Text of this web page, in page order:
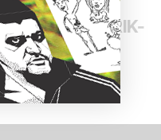
protiv KRIK-